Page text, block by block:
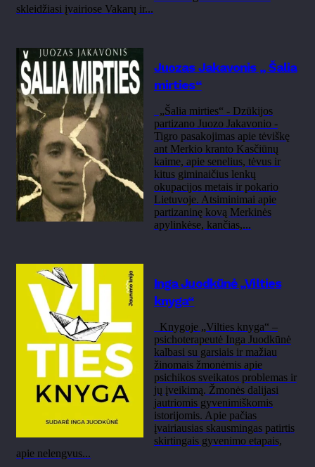
skleidžiasi įvairiose Vakarų ir...
Juozas Jakavonis „ Šalia
mirties“
„Šalia mirties“ - Dzūkijos
partizano Juozo Jakavonio -
Tigro pasakojimas apie tėviškę
ant Merkio kranto Kasčiūnų
kaime, apie senelius, tėvus ir
kitus giminaičius lenkų
okupacijos metais ir pokario
Lietuvoje. Atsiminimai apie
partizaninę kovą Merkinės
apylinkėse, kančias,...
Inga Juodkūnė „Vilties
knyga“
Knygoje „Vilties knyga“ –
psichoterapeutė Inga Juodkūnė
kalbasi su garsiais ir mažiau
žinomais žmonėmis apie
psichikos sveikatos problemas ir
jų įveikimą. Žmonės dalijasi
jautriomis gyvenimiškomis
istorijomis. Apie pačias
įvairiausias skausmingas patirtis
skirtingais gyvenimo etapais,
apie nelengvus...